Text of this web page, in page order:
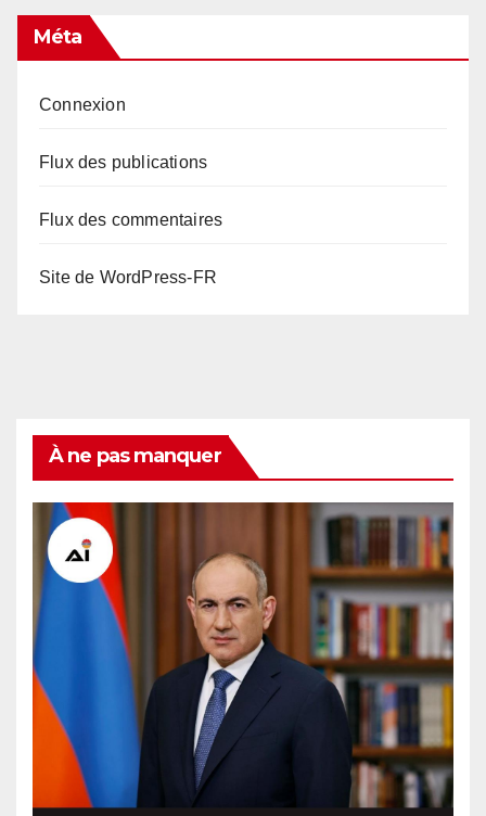
Méta
Connexion
Flux des publications
Flux des commentaires
Site de WordPress-FR
À ne pas manquer